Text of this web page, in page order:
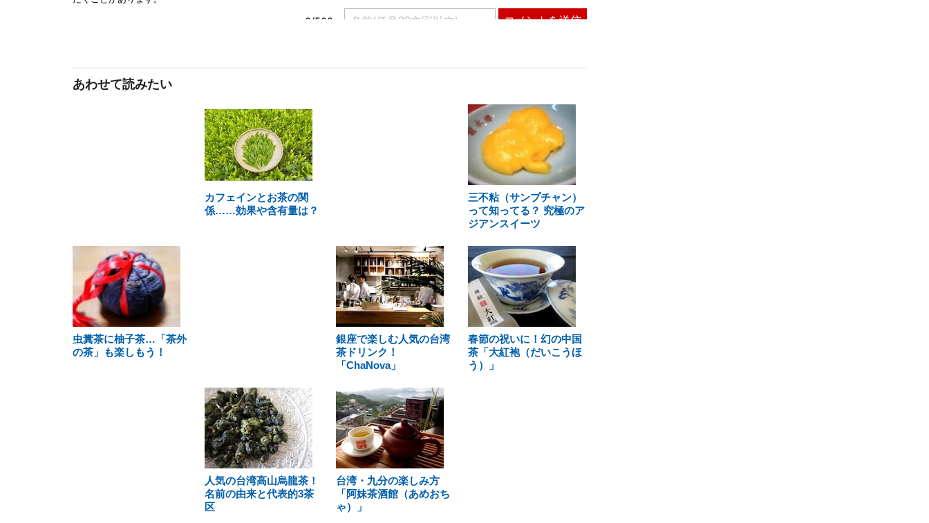
あわせて読みたい
カフェインとお茶の関
係……効果や含有量は？
三不粘（サンプチャン）
って知ってる？ 究極のア
ジアンスイーツ
虫糞茶に柚子茶…「茶外
の茶」も楽しもう！
銀座で楽しむ人気の台湾
茶ドリンク！
「ChaNova」
春節の祝いに！幻の中国
茶「大紅袍（だいこうほ
う）」
人気の台湾高山烏龍茶！
名前の由来と代表的3茶
区
台湾・九分の楽しみ方
「阿妹茶酒館（あめおち
ゃ）」